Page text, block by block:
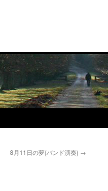
8月11日の夢(バンド演奏) →